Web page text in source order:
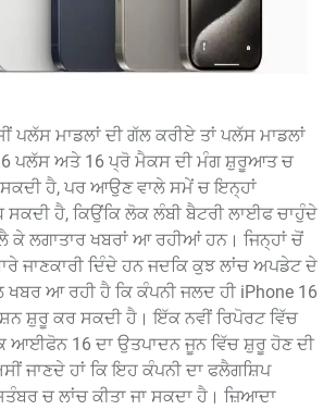
ਪਲੱਸ ਮਾਡਲਾਂ ਦੀ ਗੱਲ ਕਰੀਏ ਤਾਂ ਪਲੱਸ ਮਾਡਲਾਂ
ਪਲੱਸ ਅਤੇ 16 ਪ੍ਰੋ ਮੈਕਸ ਦੀ ਮੰਗ ਸ਼ੁਰੂਆਤ ਚ
ਸਕਦੀ ਹੈ, ਪਰ ਆਉਣ ਵਾਲੇ ਸਮੇਂ ਚ ਇਨ੍ਹਾਂ
ਸਕਦੀ ਹੈ, ਕਿਉਂਕਿ ਲੋਕ ਲੰਬੀ ਬੈਟਰੀ ਲਾਈਫ ਚਾਹੁੰਦੇ
ਕੇ ਲਗਾਤਾਰ ਖਬਰਾਂ ਆ ਰਹੀਆਂ ਹਨ। ਜਿਨ੍ਹਾਂ ਚੋਂ
ਜਾਣਕਾਰੀ ਦਿੰਦੇ ਹਨ ਜਦਕਿ ਕੁਝ ਲਾਂਚ ਅਪਡੇਟ ਦੇ
ਖਬਰ ਆ ਰਹੀ ਹੈ ਕਿ ਕੰਪਨੀ ਜਲਦ ਹੀ iPhone 16
ਸ਼ੁਰੂ ਕਰ ਸਕਦੀ ਹੈ। ਇੱਕ ਨਵੀਂ ਰਿਪੋਰਟ ਵਿੱਚ
16 ਦਾ ਉਤਪਾਦਨ ਜੂਨ ਵਿੱਚ ਸ਼ੁਰੂ ਹੋਣ ਦੀ
ਜਾਣਦੇ ਹਾਂ ਕਿ ਇਹ ਕੰਪਨੀ ਦਾ ਫਲੈਗਸ਼ਿਪ
ਚ ਲਾਂਚ ਕੀਤਾ ਜਾ ਸਕਦਾ ਹੈ। ਜ਼ਿਆਦਾ